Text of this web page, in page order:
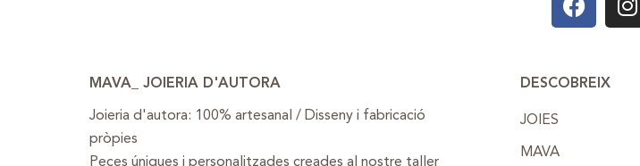
MAVA_ JOIERIA D'AUTORA
Joieria d'autora: 100% artesanal / Disseny i fabricació
pròpies
Peces úniques i personalitzades creades al nostre taller
DESCOBREIX
JOIES
MAVA